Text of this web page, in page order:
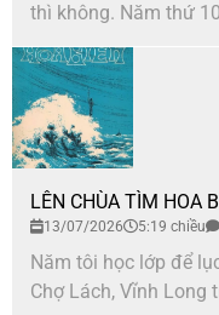
thì không. Năm thứ
LÊN CHÙA TÌM HOA
13/07/2026 5:19 chiều
Năm tôi học lớp để
Chợ Lách, Vĩnh Long